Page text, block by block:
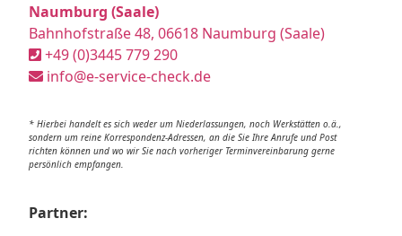
Naumburg (Saale)
Bahnhofstraße 48, 06618 Naumburg (Saale)
+49 (0)3445 779 290
info@e-service-check.de
* Hierbei handelt es sich weder um Niederlassungen, noch Werkstätten o.ä.,
sondern um reine Korrespondenz-Adressen, an die Sie Ihre Anrufe und Post
richten können und wo wir Sie nach vorheriger Terminvereinbarung gerne
persönlich empfangen.
Partner: